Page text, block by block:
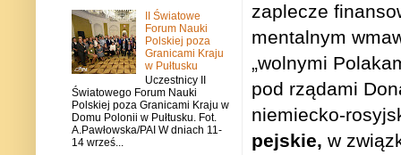
zaple­cze
men­tal­nym
„wol­nymi
pod rzą­dami
niemiecko-
pej­skie, w
II Światowe
Forum Nauki
Polskiej poza
Granicami Kraju
w Pułtusku
Uczestnicy II
Światowego Forum Nauki
Polskiej poza Granicami Kraju w
Domu Polonii w Pułtusku. Fot.
A.Pawłowska/PAI W dniach 11-
14 wrześ...